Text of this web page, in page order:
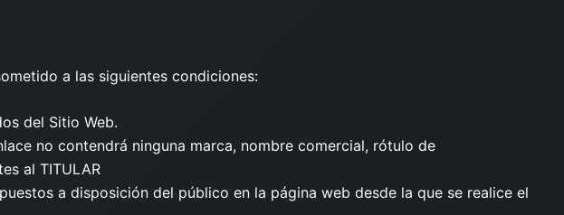
a las siguientes condiciones:
del Sitio Web.
no contendrá ninguna marca, nombre comercial, rótulo de
al TITULAR
a disposición del público en la página web desde la que se realice el